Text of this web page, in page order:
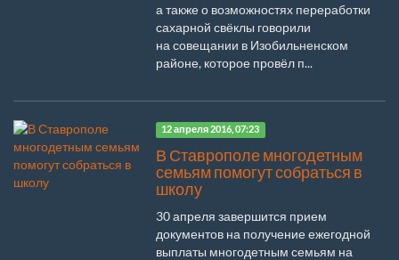
а также о возможностях переработки
сахарной свёклы говорили
на совещании в Изобильненском
районе, которое провёл п...
12 апреля 2016, 07:23
В Ставрополе многодетным
семьям помогут собраться в
школу
30 апреля завершится прием
документов на получение ежегодной
выплаты многодетным семьям на